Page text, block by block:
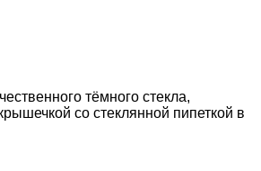
тёмного стекла,
со стеклянной пипеткой в